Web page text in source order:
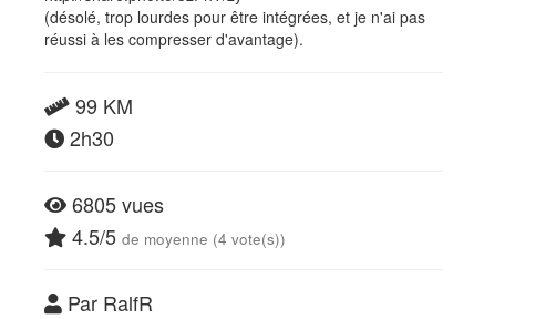
(désolé, trop lourdes pour être intégrées, et je n'ai pas
réussi à les compresser d'avantage).
99 KM
2h30
6805 vues
4.5/5 de moyenne (4 vote(s))
Par RalfR